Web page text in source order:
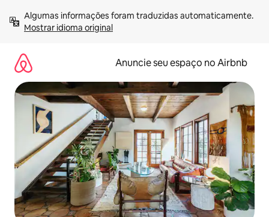
para
Mostrar idioma original
Anuncie seu espaço no Airbnb